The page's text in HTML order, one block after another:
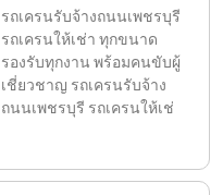
รถเครนรับจ้างถนนเพชรบุรี
รถเครนให้เช่า ทุกขนาด
รองรับทุกงาน พร้อมคนขับผู้
เชี่ยวชาญ รถเครนรับจ้าง
ถนนเพชรบุรี รถเครนให้เช่